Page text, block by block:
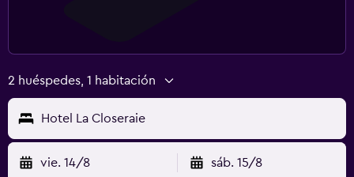
2 huéspedes, 1 habitación
Hotel La Closeraie
vie. 14/8 sáb. 15/8